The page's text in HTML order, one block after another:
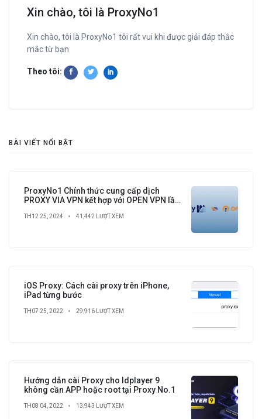
Xin chào, tôi là ProxyNo1
Xin chào, tôi là ProxyNo1 tôi rất vui khi được giải đáp thắc
mắc từ bạn
Theo tôi:
BÀI VIẾT NỔI BẬT
ProxyNo1 Chính thức cung cấp dịch
PROXY VIA VPN kết hợp với OPEN VPN lần
TH12 25, 2024 41,442 LƯỢT XEM
iOS Proxy: Cách cài proxy trên iPhone,
iPad từng bước
TH07 25, 2022 29,916 LƯỢT XEM
Hướng dẫn cài Proxy cho ldplayer 9
không cần APP hoặc root tại Proxy No.1
TH08 04, 2022 13,943 LƯỢT XEM